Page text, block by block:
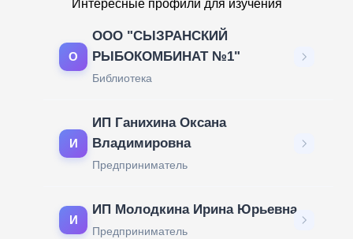
Интересные профили для изучения
О
ООО "СЫЗРАНСКИЙ
РЫБОКОМБИНАТ №1"
Библиотека
И
ИП Ганихина Оксана
Владимировна
Предприниматель
И
ИП Молодкина Ирина Юрьевна
Предприниматель